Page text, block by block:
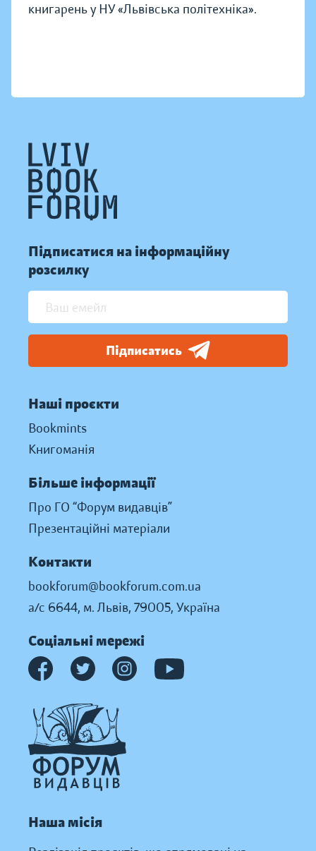
книгарень у НУ «Львівська політехніка».
Підписатися на інформаційну
розсилку
Підписатись
Наші проєкти
Bookmints
Книгоманія
Більше інформації
Про ГО “Форум видавців”
Презентаційні матеріали
Контакти
bookforum@bookforum.com.ua
а/с 6644, м. Львів, 79005, Україна
Соціальні мережі
Наша місія